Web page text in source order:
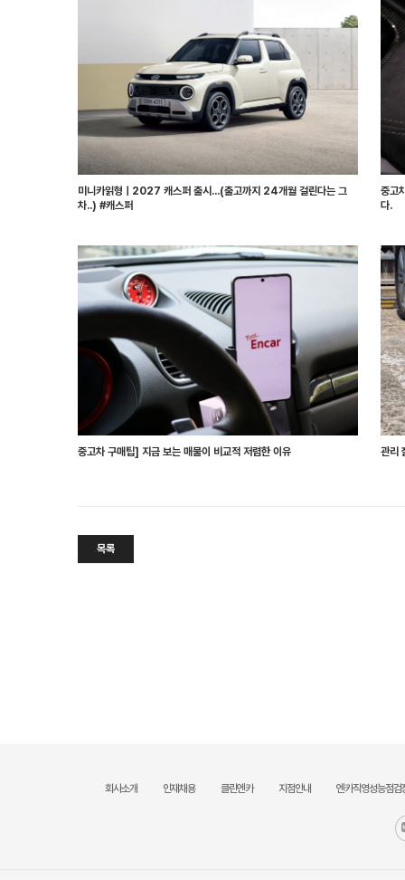
미니카읽형ㅣ2027 캐스퍼 출시...(출고까지 24개월 걸린다는 그
차..) #캐스퍼
중고
다.
중고차 구매팁] 지금 보는 매물이 비교적 저렴한 이유 관리
목록
회사소개 인재채용 클린엔카 지점안내 엔카직영성능점검